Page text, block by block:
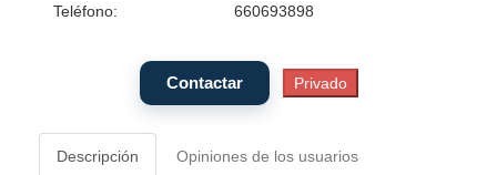
Teléfono: 660693898
Descripción Opiniones de los usuarios